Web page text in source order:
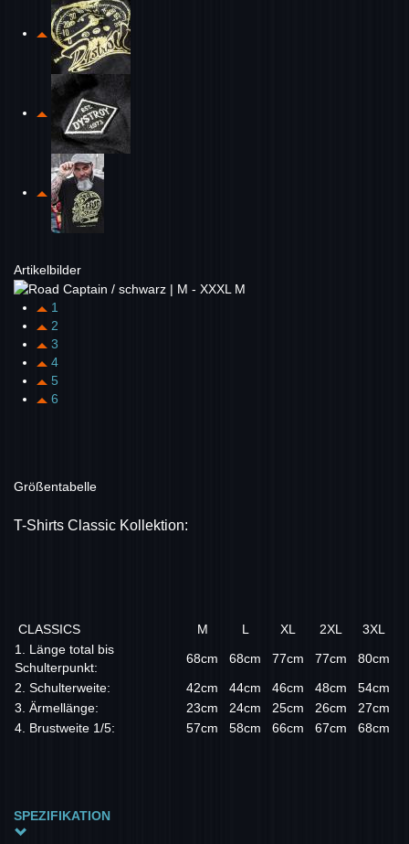
Artikelbilder
1
2
3
4
5
6
Größentabelle
T-Shirts Classic Kollektion:
CLASSICS M L XL 2XL
3XL
1. Länge total bis
Schulterpunkt:
68cm 68cm 77cm 77cm
80cm
2. Schulterweite:
42cm 44cm 46cm 48cm
54cm
3. Ärmellänge:
23cm 24cm 25cm 26cm
27cm
4. Brustweite 1/5:
57cm 58cm 66cm 67cm 68cm
SPEZIFIKATION